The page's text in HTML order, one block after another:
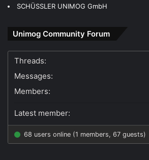
SCHÜSSLER UNIMOG GmbH
Unimog Community Forum
Threads:
Messages:
Members:
Latest member:
68 users online (1 members, 67 guests)